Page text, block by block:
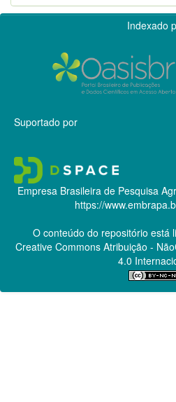
Indexado
Suportado por
Empresa Brasileira de Pesquisa
https://
O conteúdo do repositório está
Creative CommonsAtribuição -
4.0